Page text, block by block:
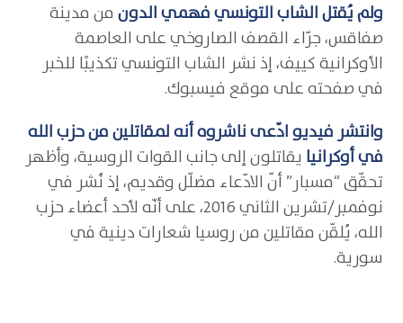
ولم يُقتل الشاب التونسي فهمي الدون من مدينة
صفاقس، جرّاء القصف الصاروخي على العاصمة
الأوكرانية كييف، إذ نشر الشاب التونسي تكذيبًا للخبر
في صفحته على موقع فيسبوك.
وانتشر فيديو ادّعى ناشروه أنه لمقاتلين من حزب الله
في أوكرانيا يقاتلون إلى جانب القوات الروسية، وأظهر
تحقّق “مسبار” أنّ الادّعاء مضلّل وقديم، إذ نُشر في
نوفمبر/تشرين الثاني 2016، على أنّه لأحد أعضاء حزب
الله، يُلقّن مقاتلين من روسيا شعارات دينية في
سورية.